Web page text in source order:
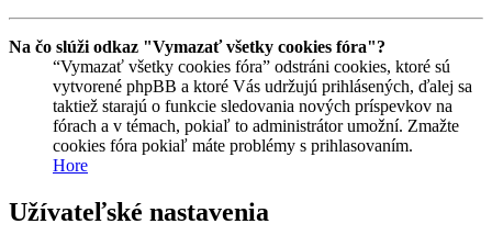
Na čo slúži odkaz "Vymazať všetky cookies fóra"?
“Vymazať všetky cookies fóra” odstráni cookies, ktoré sú
vytvorené phpBB a ktoré Vás udržujú prihlásených, ďalej sa
taktiež starajú o funkcie sledovania nových príspevkov na
fórach a v témach, pokiaľ to administrátor umožní. Zmažte
cookies fóra pokiaľ máte problémy s prihlasovaním.
Hore
Užívateľské nastavenia